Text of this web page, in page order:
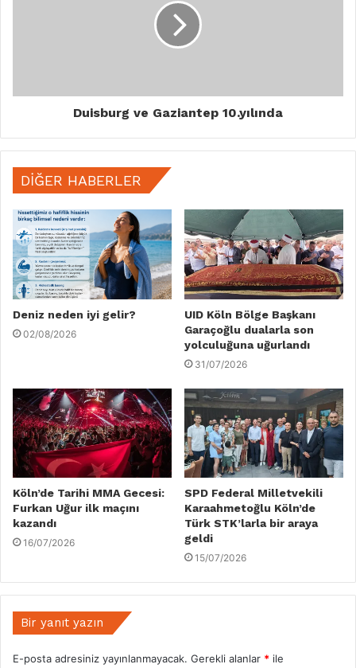
Duisburg ve Gaziantep 10.yılında
DIĞER HABERLER
Deniz neden iyi gelir?
02/08/2026
UID Köln Bölge Başkanı
Garaçoğlu dualarla son
yolculuğuna uğurlandı
31/07/2026
Köln’de Tarihi MMA Gecesi:
Furkan Uğur ilk maçını
kazandı
16/07/2026
SPD Federal Milletvekili
Karaahmetoğlu Köln’de
Türk STK’larla bir araya
geldi
15/07/2026
Bir yanıt yazın
E-posta adresiniz yayınlanmayacak. Gerekli alanlar * ile